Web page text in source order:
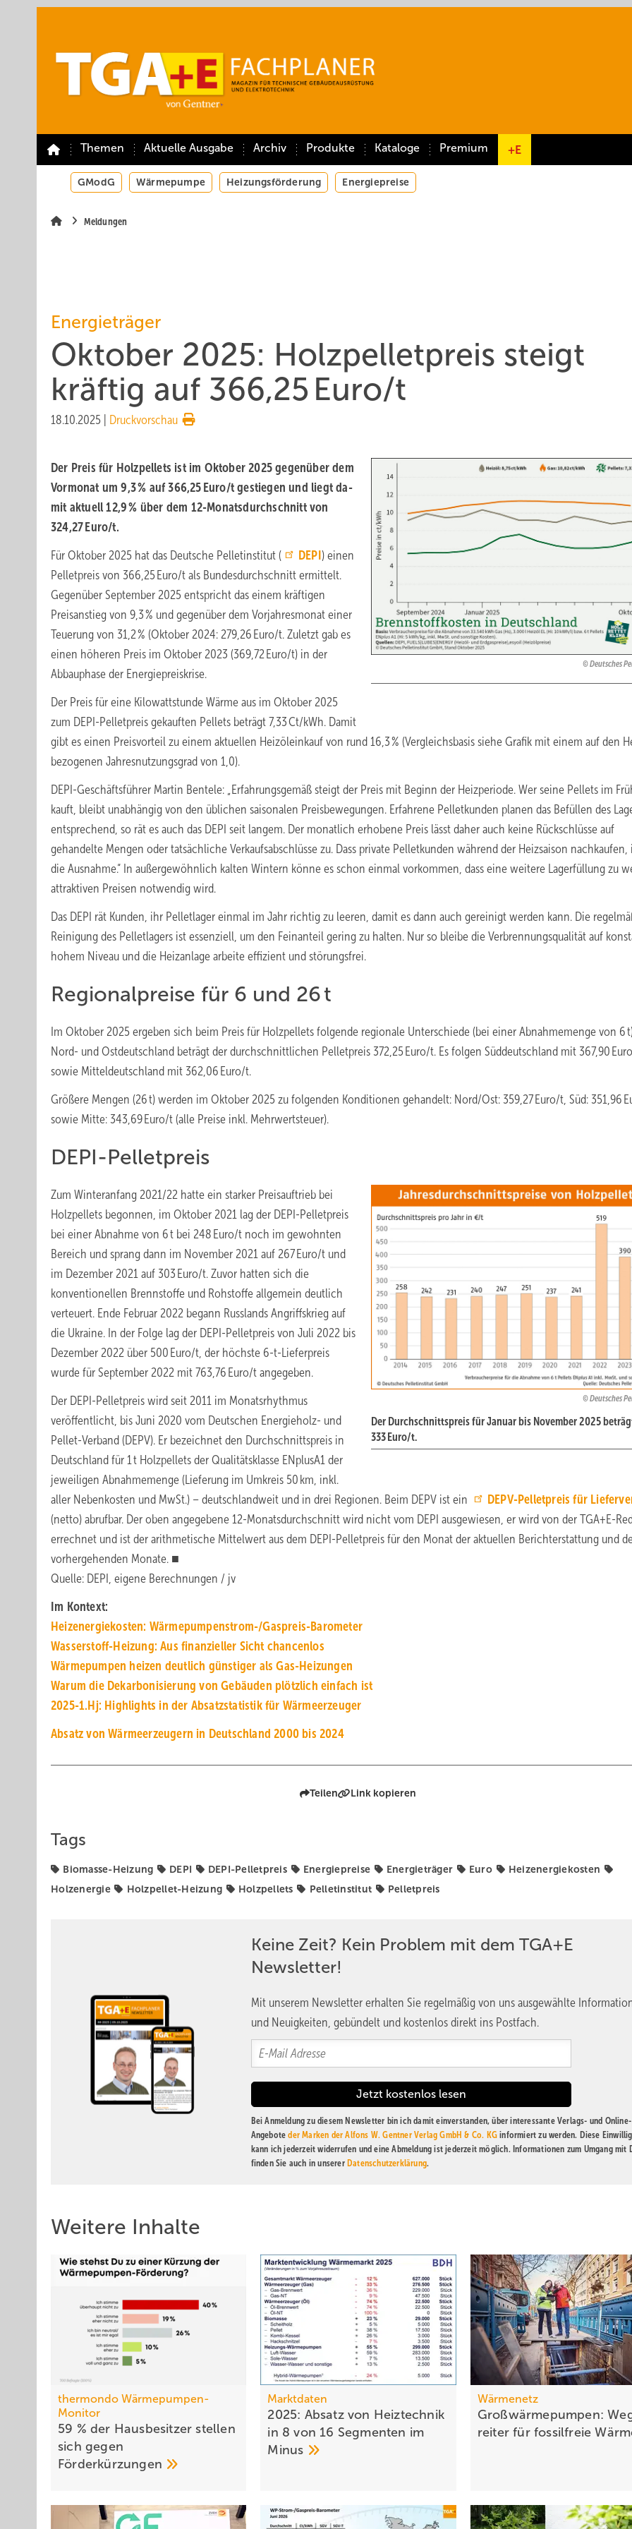
Themen Aktuelle Ausgabe Archiv Produkte Kataloge Premium +E
GModG Wärmepumpe Heizungsförderung Energiepreise
Meldungen
Energieträger
Oktober 2025: Holzpellet­preis steigt
kräftig auf 366,25 Euro/t
18.10.2025 Druckvorschau
Deutsches
Der Preis für Holz­pellets ist im Oktober 2025 gegen­über dem
Vor­mo­nat um 9,3 % auf 366,25 Euro/t ge­stie­gen und liegt da­
mit ak­tu­ell 12,9 % über dem 12-Monats­durch­schnitt von
324,27 Euro/t.
Für Oktober 2025 hat das Deutsche Pelletinstitut (
DEPI ) einen
Pelletpreis von 366,25 Euro/t als Bundesdurchschnitt ermittelt.
Gegenüber September 2025 entspricht das einem kräftigen
Preisanstieg von 9,3 % und gegenüber dem Vorjahresmonat einer
Teuerung von 31,2 % (Oktober 2024: 279,26 Euro/t. Zuletzt gab es
einen höheren Preis im Oktober 2023 (369,72 Euro/t) in der
Abbauphase der Energiepreiskrise.
Der Preis für eine Kilowattstunde Wärme aus im Oktober 2025
zum DEPI-Pelletpreis gekauften Pellets beträgt 7,33 Ct/kWh. Damit
gibt es einen Preisvorteil zu einem aktuellen Heizöleinkauf von rund 16,3 % (Vergleichsbasis siehe Grafik mit einem auf den
bezogenen Jahresnutzungsgrad von 1,0).
DEPI-Geschäftsführer Martin Bentele: „Erfahrungsgemäß steigt der Preis mit Beginn der Heizperiode. Wer seine Pellets im
kauft, bleibt unabhängig von den üblichen saisonalen Preisbewegungen. Erfahrene Pelletkunden planen das Befüllen des
entsprechend, so rät es auch das DEPI seit langem. Der monatlich erhobene Preis lässt daher auch keine Rückschlüsse auf
gehandelte Mengen oder tatsächliche Verkaufsabschlüsse zu. Dass private Pelletkunden während der Heizsaison nachkaufen,
die Ausnahme.“ In außergewöhnlich kalten Wintern könne es schon einmal vorkommen, dass eine weitere Lagerfüllung zu
attraktiven Preisen notwendig wird.
Das DEPI rät Kunden, ihr Pelletlager einmal im Jahr richtig zu leeren, damit es dann auch gereinigt werden kann. Die
Reinigung des Pelletlagers ist essenziell, um den Feinanteil gering zu halten. Nur so bleibe die Verbrennungsqualität auf
hohem Niveau und die Heizanlage arbeite effizient und störungsfrei.
Regionalpreise für 6 und 26 t
Im Oktober 2025 ergeben sich beim Preis für Holzpellets folgende regionale Unterschiede (bei einer Abnahmemenge von 6
Nord- und Ostdeutschland beträgt der durchschnittlichen Pelletpreis 372,25 Euro/t. Es folgen Süddeutschland mit 367,90
sowie Mitteldeutschland mit 362,06 Euro/t.
Größere Mengen (26 t) werden im Oktober 2025 zu folgenden Konditionen gehandelt: Nord/Ost: 359,27 Euro/t, Süd: 351,96
sowie Mitte: 343,69 Euro/t (alle Preise inkl. Mehrwertsteuer).
DEPI-Pelletpreis
Deutsches
Der Durchschnittspreis für Januar bis November 2025
333 Euro/t.
Zum Winteranfang 2021/22 hatte ein starker Preisauftrieb bei
Holzpellets begonnen, im Oktober 2021 lag der DEPI-Pelletpreis
bei einer Abnahme von 6 t bei 248 Euro/t noch im gewohnten
Bereich und sprang dann im November 2021 auf 267 Euro/t und
im Dezember 2021 auf 303 Euro/t. Zuvor hatten sich die
konventionellen Brennstoffe und Rohstoffe allgemein deutlich
verteuert. Ende Februar 2022 begann Russlands Angriffskrieg auf
die Ukraine. In der Folge lag der DEPI-Pelletpreis von Juli 2022 bis
Dezember 2022 über 500 Euro/t, der höchste 6-t-Lieferpreis
wurde für September 2022 mit 763,76 Euro/t angegeben.
Der DEPI-Pelletpreis wird seit 2011 im Monatsrhythmus
veröffentlicht, bis Juni 2020 vom Deutschen Energieholz- und
Pellet-Verband (DEPV). Er bezeichnet den Durchschnittspreis in
Deutschland für 1 t Holzpellets der Qualitätsklasse ENplusA1 der
jeweiligen Abnahmemenge (Lieferung im Umkreis 50 km, inkl.
aller Nebenkosten und MwSt.) – deutschlandweit und in drei Regionen. Beim DEPV ist ein
DEPV-Pelletpreis für
(netto) abrufbar. Der oben angegebene 12-Monatsdurchschnitt wird nicht vom DEPI ausgewiesen, er wird von der TGA+E-
errechnet und ist der arithmetische Mittelwert aus dem DEPI-Pelletpreis für den Monat der aktuellen Berichterstattung und
vorhergehenden Monate. ■
Quelle: DEPI, eigene Berechnungen / jv
Im Kontext:
Heizenergiekosten: Wärmepumpenstrom-/Gaspreis-Barometer
Wasserstoff-Heizung: Aus finanzieller Sicht chancenlos
Wärmepumpen heizen deutlich günstiger als Gas-Heizungen
Warum die Dekarbonisierung von Gebäuden plötzlich einfach ist
2025-1.Hj: Highlights in der Absatzstatistik für Wärmeerzeuger
Absatz von Wärmeerzeugern in Deutschland 2000 bis 2024
Teilen Link kopieren
Tags
Biomasse-Heizung DEPI DEPI-Pelletpreis Energiepreise Energieträger Euro
Heizenergiekosten
Holzenergie
Holzpellet-Heizung Holzpellets Pelletinstitut Pelletpreis
Keine Zeit? Kein Problem mit dem TGA+E
Newsletter!
Mit unserem Newsletter erhalten Sie regelmäßig von uns ausgewählte
und Neuigkeiten, gebündelt und kostenlos direkt ins Postfach.
Bei Anmeldung zu diesem Newsletter bin ich damit einverstanden, über interessante Verlags- und Online-
Angeboteder Marken der Alfons W. Gentner Verlag GmbH & Co. KG informiert zu werden. Diese
kann ich jederzeit widerrufen und eine Abmeldung ist jederzeit möglich. Informationen zum Umgang mit
finden Sie auch in unserer Datenschutzerklärung.
Weitere Inhalte
thermondo Wärmepumpen-
Monitor
59 % der Haus­be­sit­zer stellen
sich gegen
För­der­kür­zungen
Marktdaten
2025: Absatz von Heiztechnik
in 8 von 16 Segmenten im
Minus
Wärmenetz
Großwärmepumpen:
rei­ter für fossil­freie